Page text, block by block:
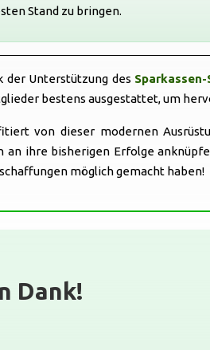
Stand zu bringen.
der Unterstützung des
bestens ausgestattet, um
von dieser modernen
an ihre bisherigen Erfolge
möglich gemacht haben!
Dank!